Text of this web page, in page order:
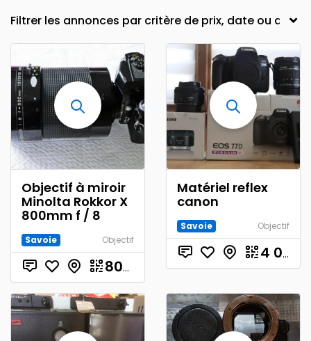
Objectif à miroir
Minolta Rokkor X
800mm f / 8
Savoie Objectif
800.00 €
Matériel reflex
canon
Savoie Objectif
4 000.00